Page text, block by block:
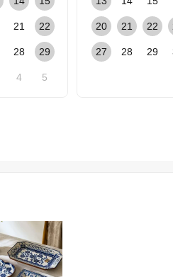
21 22
28 29
4 5
20 21 22
27 28 29